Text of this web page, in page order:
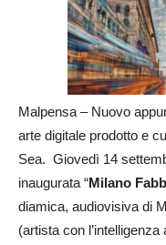
Malpensa – Nuovo
arte digitale prodotto e
Sea. Giovedì 14
inaugurata “Milano
diamica, audiovisiva di
(artista con